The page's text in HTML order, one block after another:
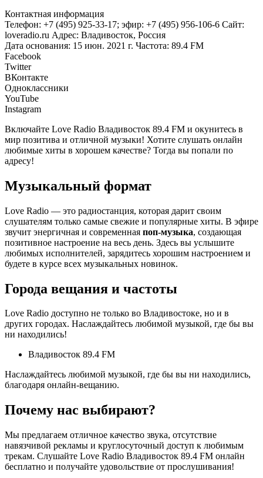
Контактная информация
Телефон: +7 (495) 925-33-17; эфир: +7 (495) 956-106-6 Сайт:
loveradio.ru Адрес: Владивосток, Россия
Дата основания: 15 июн. 2021 г. Частота: 89.4 FM
Facebook
Twitter
ВКонтакте
Одноклассники
YouTube
Instagram
Включайте Love Radio Владивосток 89.4 FM и окунитесь в
мир позитива и отличной музыки! Хотите слушать онлайн
любимые хиты в хорошем качестве? Тогда вы попали по
адресу!
Музыкальный формат
Love Radio — это радиостанция, которая дарит своим
слушателям только самые свежие и популярные хиты. В эфире
звучит энергичная и современная поп-музыка, создающая
позитивное настроение на весь день. Здесь вы услышите
любимых исполнителей, зарядитесь хорошим настроением и
будете в курсе всех музыкальных новинок.
Города вещания и частоты
Love Radio доступно не только во Владивостоке, но и в
других городах. Наслаждайтесь любимой музыкой, где бы вы
ни находились!
Владивосток 89.4 FM
Наслаждайтесь любимой музыкой, где бы вы ни находились,
благодаря онлайн-вещанию.
Почему нас выбирают?
Мы предлагаем отличное качество звука, отсутствие
навязчивой рекламы и круглосуточный доступ к любимым
трекам. Слушайте Love Radio Владивосток 89.4 FM онлайн
бесплатно и получайте удовольствие от прослушивания!